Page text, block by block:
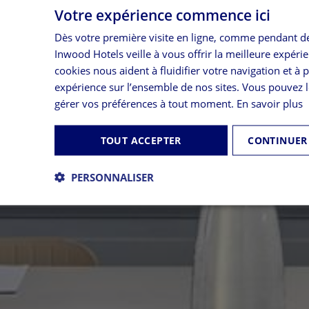
Votre expérience commence ici
Dès votre première visite en ligne, comme pendant
Inwood Hotels veille à vous offrir la meilleure
cookies nous aident à fluidifier votre navigation et à
expérience sur l’ensemble de nos sites. Vous pouvez
gérer vos préférences à tout moment. En savoir plus
TOUT ACCEPTER
PERSONNALISER